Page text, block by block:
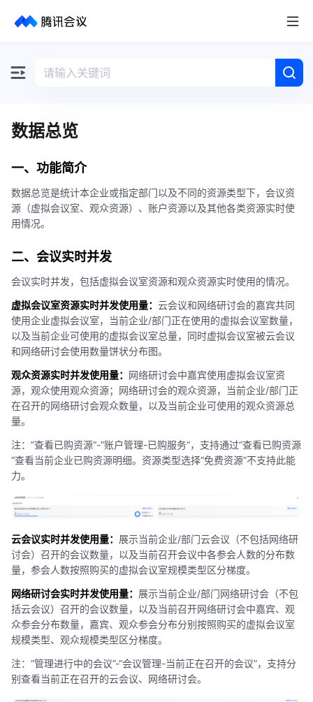
取消
数据总览
一、 功能简介
数据总览是统计本企业或指定部门以及不同的资源类型下，会议资
源（虚拟会议室、观众资源）、账户资源以及其他各类资源实时使
用情况。
二、 会议实时并发
会议实时并发，包括虚拟会议室资源和观众资源实时使用的情况。
虚拟会议室资源实时并发使用量： 云会议和网络研讨会的嘉宾共同
使用企业虚拟会议室，当前企业/部门正在使用的虚拟会议室数量，
以及当前企业可使用的虚拟会议室总量，同时虚拟会议室被云会议
和网络研讨会使用数量饼状分布图。
观众资源实时并发使用量： 网络研讨会中嘉宾使用虚拟会议室资
源，观众使用观众资源；网络研讨会的观众资源，当前企业/部门正
在召开的网络研讨会观众数量，以及当前企业可使用的观众资源总
量。
注：”查看已购资源“-”账户管理-已购服务“，支持通过”查看已购资源
“查看当前企业已购资源明细。资源类型选择“免费资源”不支持此能
力。
云会议实时并发使用量： 展示当前企业/部门云会议（不包括网络研
讨会）召开的会议数量，以及当前召开会议中各参会人数的分布数
量，参会人数按照购买的虚拟会议室规模类型区分梯度。
网络研讨会实时并发使用量： 展示当前企业/部门网络研讨会（不包
括云会议）召开的会议数量，以及当前召开网络研讨会中嘉宾、观
众参会分布数量，嘉宾、观众参会分布分别按照购买的虚拟会议室
规模类型、观众规模类型区分梯度。
注：“管理进行中的会议”-“会议管理-当前正在召开的会议”，支持分
别查看当前正在召开的云会议、网络研讨会。